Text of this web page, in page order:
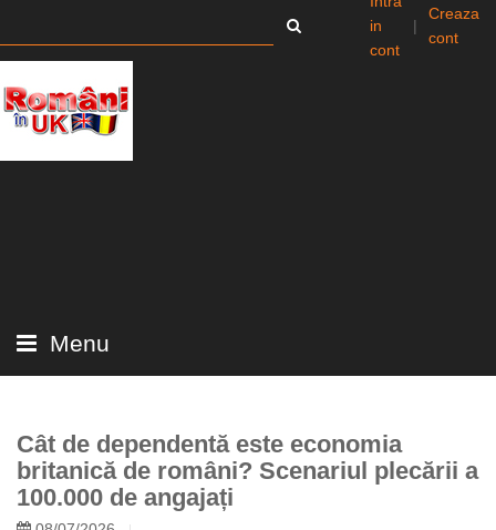
in
cont
|
Creaza
cont
Menu
Cât de dependentă este economia
britanică de români? Scenariul plecării a
100.000 de angajați